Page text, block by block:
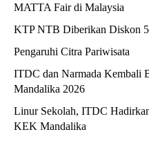
MATTA Fair di Malaysia
KTP NTB Diberikan Diskon
Pengaruhi Citra Pariwisata
ITDC dan Narmada Kembali
Mandalika 2026
Linur Sekolah, ITDC
KEK Mandalika